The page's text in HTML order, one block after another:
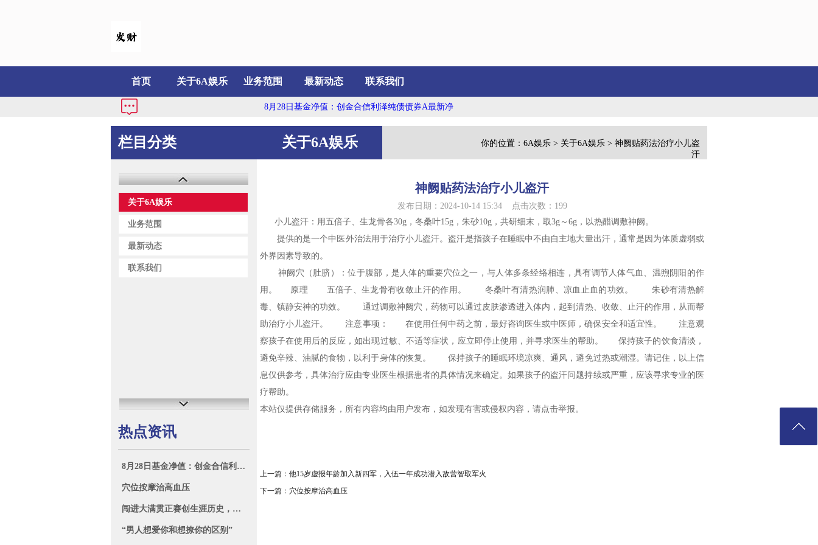
首页 关于6A娱乐 业务范围 最新动态 联系我们
8月28日基金净值：创金合信利泽纯债债券A最新净值1.0567，涨0.08%...
栏目分类
关于6A娱乐
业务范围
最新动态
联系我们
热点资讯
8月28日基金净值：创金合信利泽纯债债券A最新净值1.0567，涨0.08%
穴位按摩治高血压
闯进大满贯正赛创生涯历史，布云朝克特：我只想成为我自己
“男人想爱你和想撩你的区别”
关于6A娱乐 你的位置： 6A娱乐 > 关于6A娱乐 > 神阙贴药法治疗小儿盗
汗
神阙贴药法治疗小儿盗汗
发布日期：2024-10-14 15:34 点击次数：199
小儿盗汗：用五倍子、生龙骨各30g，冬桑叶15g，朱砂10g，共研细末，取3g～6g，以热醋调敷神阙。
提供的是一个中医外治法用于治疗小儿盗汗。盗汗是指孩子在睡眠中不由自主地大量出汗，通常是因为体质虚弱或
外界因素导致的。
神阙穴（肚脐）：位于腹部，是人体的重要穴位之一，与人体多条经络相连，具有调节人体气血、温煦阴阳的作
用。 原理 五倍子、生龙骨有收敛止汗的作用。 冬桑叶有清热润肺、凉血止血的功效。 朱砂有清热解
毒、镇静安神的功效。 通过调敷神阙穴，药物可以通过皮肤渗透进入体内，起到清热、收敛、止汗的作用，从而帮
助治疗小儿盗汗。 注意事项： 在使用任何中药之前，最好咨询医生或中医师，确保安全和适宜性。 注意观
察孩子在使用后的反应，如出现过敏、不适等症状，应立即停止使用，并寻求医生的帮助。 保持孩子的饮食清淡，
避免辛辣、油腻的食物，以利于身体的恢复。 保持孩子的睡眠环境凉爽、通风，避免过热或潮湿。请记住，以上信
息仅供参考，具体治疗应由专业医生根据患者的具体情况来确定。如果孩子的盗汗问题持续或严重，应该寻求专业的医
疗帮助。
本站仅提供存储服务，所有内容均由用户发布，如发现有害或侵权内容，请点击举报。
上一篇： 他15岁虚报年龄加入新四军，入伍一年成功潜入敌营智取军火
下一篇： 穴位按摩治高血压